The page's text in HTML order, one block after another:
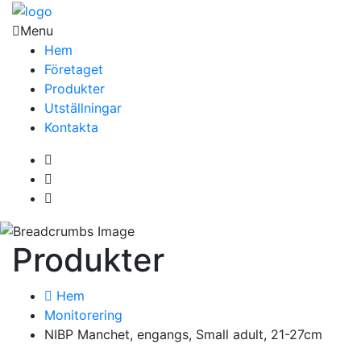
Menu
Hem
Företaget
Produkter
Utställningar
Kontakta
Produkter
Hem
Monitorering
NIBP Manchet, engangs, Small adult, 21-27cm